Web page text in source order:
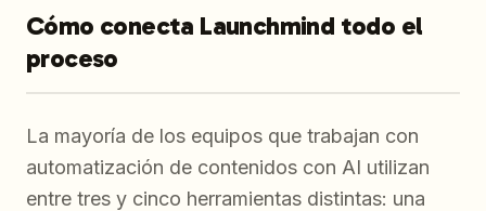
Cómo conecta Launchmind todo el
proceso
La mayoría de los equipos que trabajan con
automatización de contenidos con AI utilizan
entre tres y cinco herramientas distintas: una